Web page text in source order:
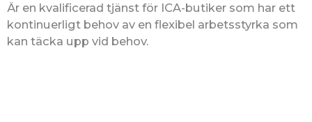
Är en kvalificerad tjänst för ICA-butiker som har ett
kontinuerligt behov av en flexibel arbetsstyrka som
kan täcka upp vid behov.